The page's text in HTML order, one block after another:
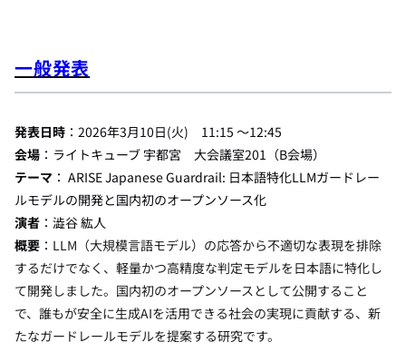
一般発表
発表日時 ：2026年3月10日(火) 11:15 ～12:45
会場 ：ライトキューブ 宇都宮 大会議室201（B会場）
テーマ ： ARISE Japanese Guardrail: 日本語特化LLMガードレー
ルモデルの開発と国内初のオープンソース化
演者 ：澁谷 紘人
概要 ： LLM（大規模言語モデル）の応答から不適切な表現を排除
するだけでなく、軽量かつ高精度な判定モデルを日本語に特化し
て開発しました。国内初のオープンソースとして公開すること
で、誰もが安全に生成AIを活用できる社会の実現に貢献する、新
たなガードレールモデルを提案する研究です。